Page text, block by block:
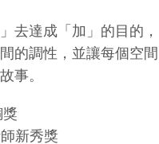
去達成「加」的目的，
的調性，並讓每個空間
事。
新秀獎